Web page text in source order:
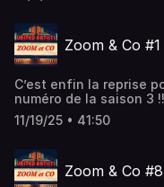
invités : Claire Devic
Emmanuel Parais,
Zoom & Co
C’est enfin la reprise
numéro de la saison 3
formule change un peu
venir et l’émission
11/19/25 • 41:50
Zoom & Co